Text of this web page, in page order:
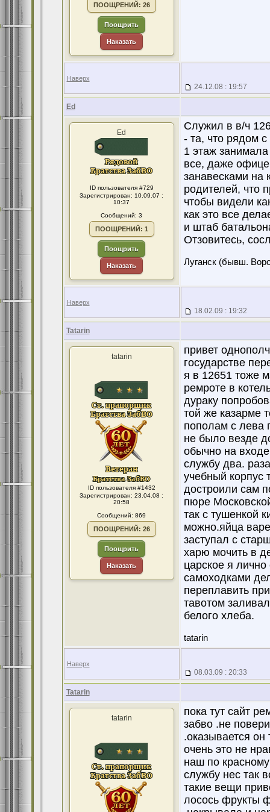
ПООЩРЕНИЙ: 26
Поощрить
Наказать
Наверх
24.12.08 : 19:57
Ed
Ed
ID пользователя #729
Зарегистрирован: 10.09.07 :
10:37
Сообщений: 3
ПООЩРЕНИЙ: 1
Поощрить
Наказать
Служил в в/ч
- та, что рядом
1 этаж
все, даже
занавесками на
родителей, что
чтобы видели
как это все
и штаб
Отзовитесь,
Луганск (бывш.
Наверх
18.02.09 : 19:32
Tatarin
tatarin
ID пользователя #1432
Зарегистрирован: 23.04.08 :
20:58
Сообщений: 869
ПООЩРЕНИЙ: 26
Поощрить
Наказать
привет
государстве
я в 12651 тоже
ремроте в
дураку
той же казарме
пополам с лева
не было везде
обычно на
службу два.
учебный корпус
достроили сам
пюре
так с тушенкой
можно.яйца
заступал с
харю мочить в
царское я
самоходками
переплавить
тавотом
белого хлеба.
tatarin
Наверх
08.03.09 : 20:33
Tatarin
tatarin
пока тут сайт
забво .не
.оказывается
очень это не
наш по
службу нес так
такие вещи
лосось фрукты